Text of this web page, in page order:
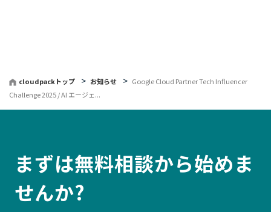
cloudpackトップ お知らせ
Google Cloud Partner Tech Influencer
Challenge 2025 / AI エージェ...
まずは無料相談から始めま
せんか?